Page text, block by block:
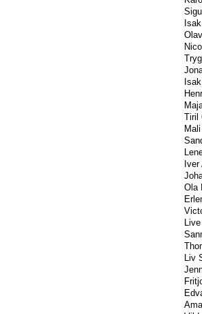
Tiril
Iver
Ola
Liv